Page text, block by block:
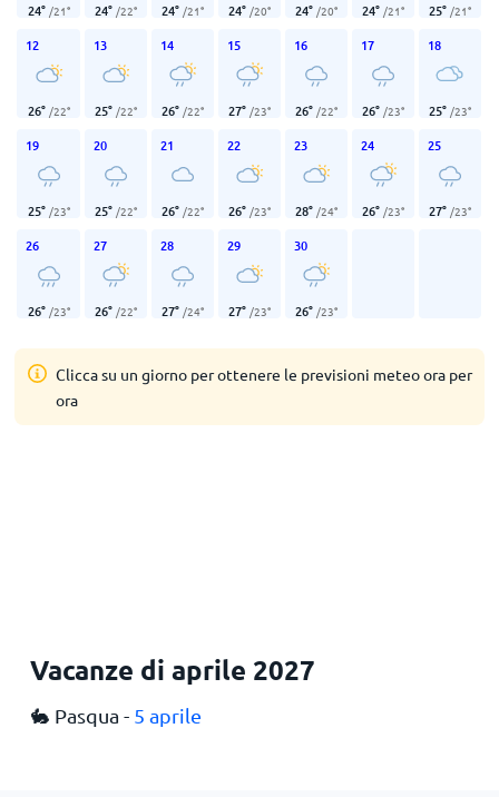
24° /21° 24° /22° 24° /21° 24° /20° 24° /20° 24° /21° 25° /21°
12
26° /22°
13
25° /22°
14
26° /22°
15
27° /23°
16
26° /22°
17
26° /23°
18
25° /23°
19
25° /23°
20
25° /22°
21
26° /22°
22
26° /23°
23
28° /24°
24
26° /23°
25
27° /23°
26
26° /23°
27
26° /22°
28
27° /24°
29
27° /23°
30
26° /23°
Clicca su un giorno per ottenere le previsioni meteo ora per
ora
Vacanze di aprile 2027
🐇 Pasqua - 5 aprile